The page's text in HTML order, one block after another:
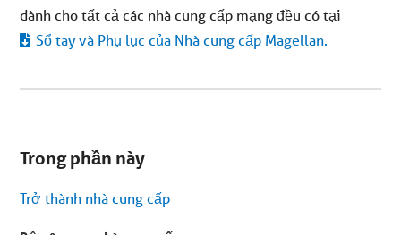
ở
phụ.
Bỏ
Trong phần này
Trở thành nhà cung cấp
dành cho tất cả các nhà cung cấp mạng đều có tại
Sổ tay và Phụ lục của Nhà cung cấp Magellan.